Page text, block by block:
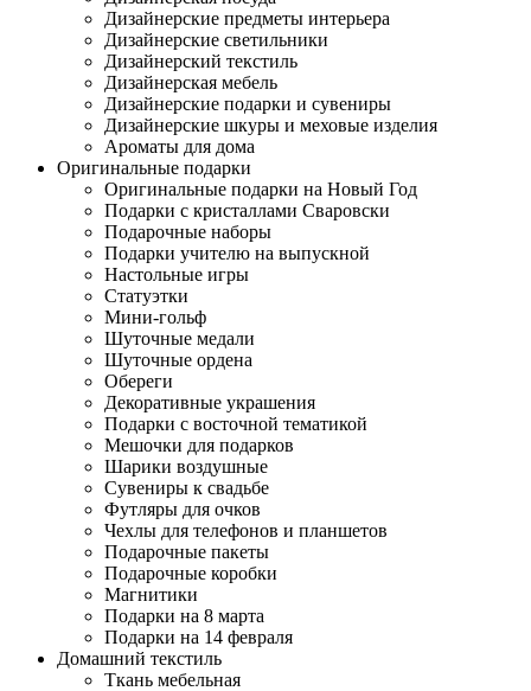
Дизайнерские предметы интерьера
Дизайнерские светильники
Дизайнерский текстиль
Дизайнерская мебель
Дизайнерские подарки и сувениры
Дизайнерские шкуры и меховые изделия
Ароматы для дома
Оригинальные подарки
Оригинальные подарки на Новый Год
Подарки с кристаллами Сваровски
Подарочные наборы
Подарки учителю на выпускной
Настольные игры
Статуэтки
Мини-гольф
Шуточные медали
Шуточные ордена
Обереги
Декоративные украшения
Подарки с восточной тематикой
Мешочки для подарков
Шарики воздушные
Сувениры к свадьбе
Футляры для очков
Чехлы для телефонов и планшетов
Подарочные пакеты
Подарочные коробки
Магнитики
Подарки на 8 марта
Подарки на 14 февраля
Домашний текстиль
Ткань мебельная